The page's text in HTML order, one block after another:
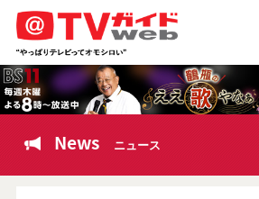
News ニュース